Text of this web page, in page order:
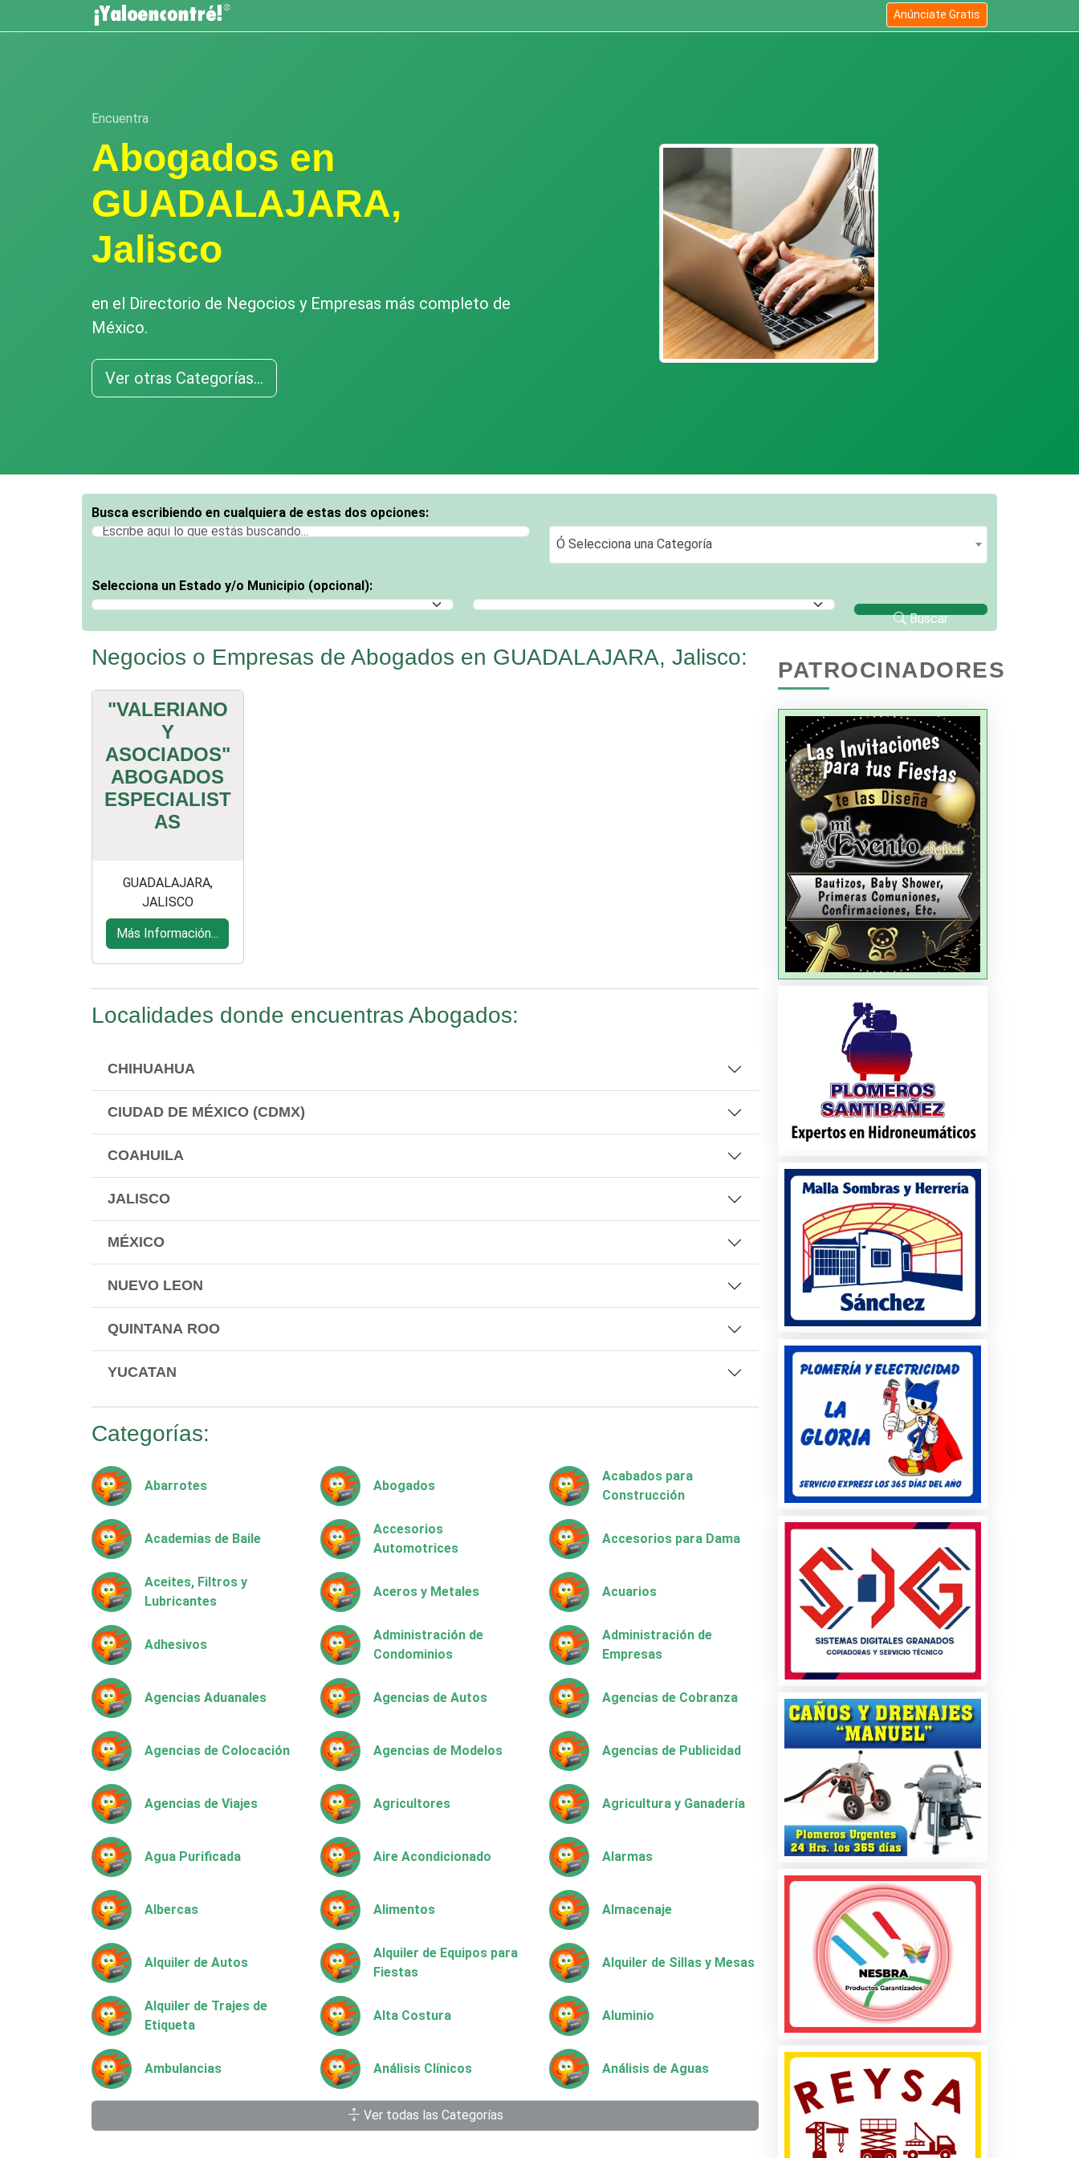
Anúnciate Gratis
Encuentra
Abogados en
GUADALAJARA,
Jalisco
en el Directorio de Negocios y Empresas más completo de
México.
Ver otras Categorías...
Busca escribiendo en cualquiera de estas dos opciones:
Ó Selecciona una Categoría
Ó Selecciona una Categoría
Selecciona un Estado y/o Municipio (opcional):
Selecciona un Estado
Selecciona un Municipio
Buscar
Negocios o Empresas de Abogados en GUADALAJARA, Jalisco:
"VALERIANO
Y
ASOCIADOS"
ABOGADOS
ESPECIALIST
AS
GUADALAJARA,
JALISCO
Más Información...
Localidades donde encuentras Abogados:
CHIHUAHUA
CIUDAD DE MÉXICO (CDMX)
COAHUILA
JALISCO
MÉXICO
NUEVO LEON
QUINTANA ROO
YUCATAN
Categorías:
Abarrotes Abogados
Acabados para
Construcción
Academias de Baile
Accesorios
Automotrices
Accesorios para Dama
Aceites, Filtros y
Lubricantes
Aceros y Metales Acuarios
Adhesivos
Administración de
Condominios
Administración de
Empresas
Agencias Aduanales Agencias de Autos Agencias de Cobranza
Agencias de Colocación Agencias de Modelos Agencias de Publicidad
Agencias de Viajes Agricultores Agricultura y Ganadería
Agua Purificada Aire Acondicionado Alarmas
Albercas Alimentos Almacenaje
Alquiler de Autos
Alquiler de Equipos para
Fiestas
Alquiler de Sillas y Mesas
Alquiler de Trajes de
Etiqueta
Alta Costura Aluminio
Ambulancias Análisis Clínicos Análisis de Aguas
Aparatos y Equipos
Eléctricos
Ver todas las Categorías
PATROCINADORES